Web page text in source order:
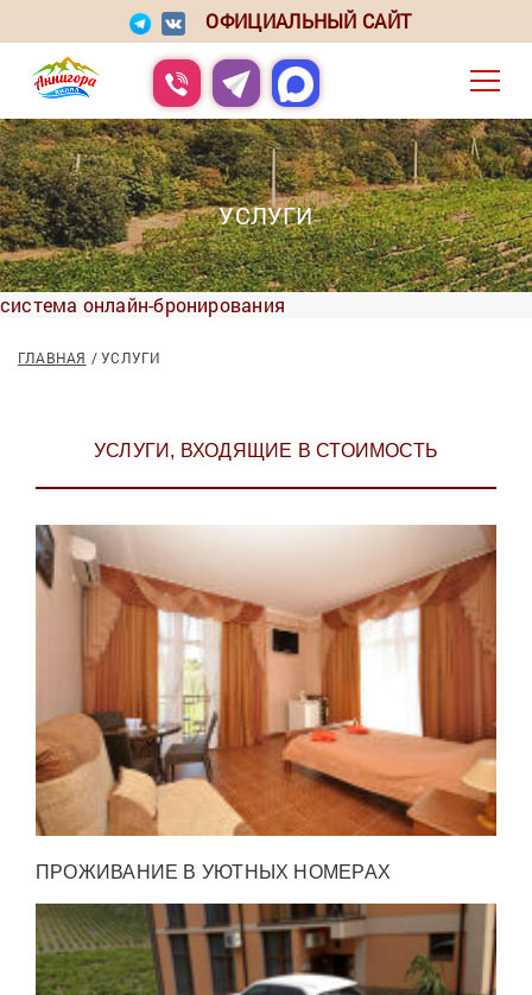
ОФИЦИАЛЬНЫЙ САЙТ
УСЛУГИ
система онлайн-бронирования
ГЛАВНАЯ УСЛУГИ
УСЛУГИ, ВХОДЯЩИЕ В СТОИМОСТЬ
ПРОЖИВАНИЕ В УЮТНЫХ НОМЕРАХ